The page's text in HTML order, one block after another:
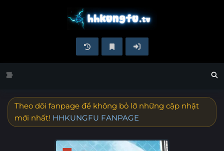
Theo dõi fanpage để không bỏ lỡ những cập nhật
mới nhất! HHKUNGFU FANPAGE